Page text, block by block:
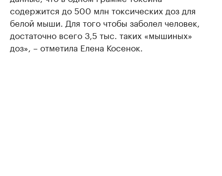
содержится до 500 млн токсических доз для
белой мыши. Для того чтобы заболел человек,
достаточно всего 3,5 тыс. таких «мышиных»
доз», – отметила Елена Косенок.